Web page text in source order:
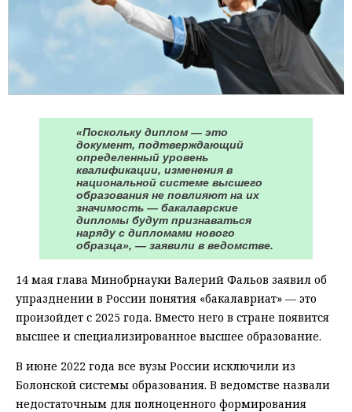
«Поскольку диплом — это
документ, подтверждающий
определенный уровень
квалификации, изменения в
национальной системе высшего
образования не повлияют на их
значимость — бакалаврские
дипломы будут признаваться
наряду с дипломами нового
образца», — заявили в ведомстве.
14 мая глава Минобрнауки Валерий Фальов заявил об
упразднении в России понятия «бакалавриат» — это
произойдет с 2025 года. Вместо него в стране появится
высшее и специализированное высшее образование.
В июне 2022 года все вузы России исключили из
Болонской системы образования. В ведомстве назвали
недостаточным для полноценного формирования